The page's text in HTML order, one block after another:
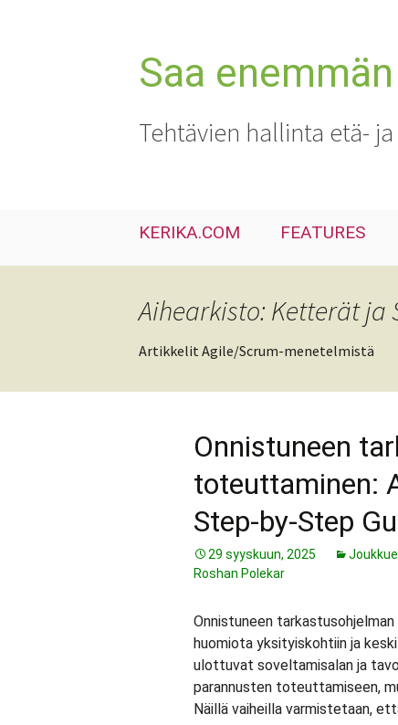
Saa
Tehtävien hallinta etä-
KERIKA.COM FEATURES
Aihearkisto: Ketterät ja
Artikkelit Agile/Scrum-menetelmistä
Onnistuneen
toteuttaminen:
Step-by-Step
29 syyskuun, 2025
Roshan Polekar
Onnistuneen
huomiota yksityiskohtiin ja
ulottuvat soveltamisalan ja
parannusten toteuttamiseen,
Näillä vaiheilla varmistetaan,